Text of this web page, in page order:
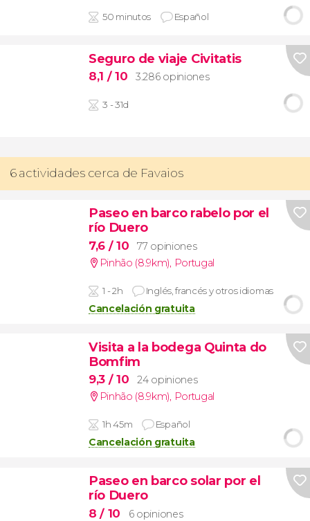
50 minutos Español
Seguro de viaje Civitatis
8,1 / 10 3.286 opiniones
3 - 31d
6 actividades cerca de Favaios
Paseo en barco rabelo por el
río Duero
7,6 / 10
77 opiniones
Pinhão (8.9km), Portugal
1 - 2h Inglés, francés y otros idiomas
Cancelación gratuita
Visita a la bodega Quinta do
Bomfim
9,3 / 10
24 opiniones
Pinhão (8.9km), Portugal
1h 45m Español
Cancelación gratuita
Paseo en barco solar por el
río Duero
8/ 10
6 opiniones